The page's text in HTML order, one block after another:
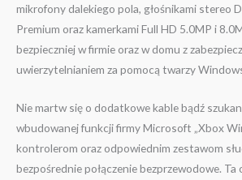
mikrofony dalekiego pola, głośnikami stereo
Premium oraz kamerkami Full HD 5.0MP i
bezpieczniej w firmie oraz w domu z
uwierzytelnianiem za pomocą twarzy
Nie martw się o dodatkowe kable bądź
wbudowanej funkcji firmy Microsoft „Xbox
kontrolerom oraz odpowiednim zestawom
bezpośrednie połączenie bezprzewodowe.